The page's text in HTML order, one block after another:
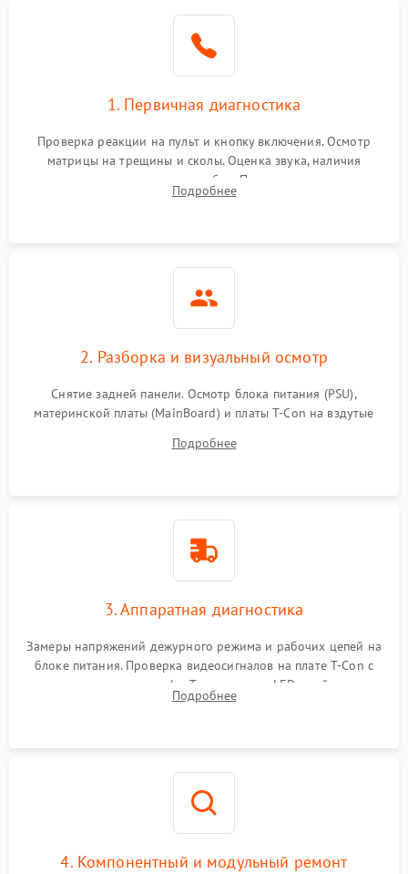
1. Первичная диагностика
Проверка реакции на пульт и кнопку включения. Осмотр
матрицы на трещины и сколы. Оценка звука, наличия
подсветки и индикаторов ошибок. Подключение тестовых
источников сигнала для выявления симптомов поломки.
Подробнее
2. Разборка и визуальный осмотр
Снятие задней панели. Осмотр блока питания (PSU),
материнской платы (MainBoard) и платы T-Con на вздутые
Проверка надежности фиксации и целостности шлейфов.
Подробнее
3. Аппаратная диагностика
Замеры напряжений дежурного режима и рабочих цепей на
блоке питания. Проверка видеосигналов на плате T-Con с
помощью осциллографа. Тестирование LED-драйвера и
светодиодных планок подсветки мультиметром.
Подробнее
4. Компонентный и модульный ремонт